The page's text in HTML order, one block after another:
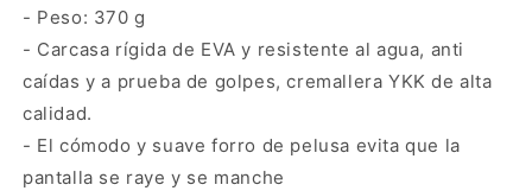
- Peso: 370 g
- Carcasa rígida de EVA y resistente al agua, anti
caídas y a prueba de golpes, cremallera YKK de alta
calidad.
- El cómodo y suave forro de pelusa evita que la
pantalla se raye y se manche